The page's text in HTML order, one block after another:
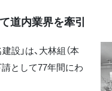
道内業界を牽引
設」は、大林組（本
請として77年間にわ